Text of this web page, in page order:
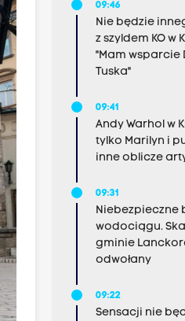
09:46
Nie będzie
z szyldem KO w
"Mam wsparcie
Tuska"
09:41
Andy Warhol w
tylko Marilyn i
inne oblicze
09:31
Niebezpieczne
wodociągu.
gminie
odwołany
09:22
Sensacji nie